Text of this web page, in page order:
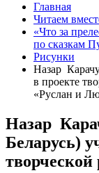
Главная
Читаем
«Что за
по сказкам
Рисунки
Назар
в проекте
«Руслан и
Назар
Беларусь)